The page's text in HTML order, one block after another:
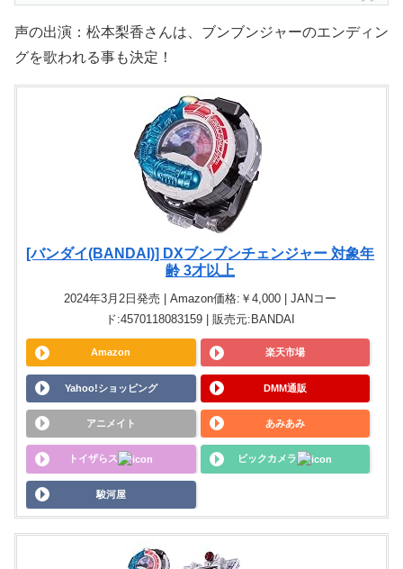
声の出演：松本梨香さんは、ブンブンジャーのエンディン
グを歌われる事も決定！
[バンダイ(BANDAI)] DXブンブンチェンジャー 対象年
齢 3才以上
2024年3月2日発売 | Amazon価格:￥4,000 | JANコー
ド:4570118083159 | 販売元:BANDAI
Amazon 楽天市場
Yahoo!ショッピング DMM通販
アニメイト あみあみ
トイザらス ビックカメラ
駿河屋